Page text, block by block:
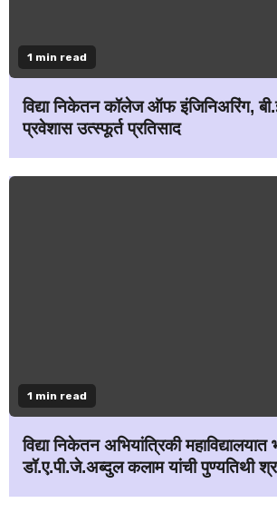
1 min read
विद्या निकेतन कॉलेज ऑफ इंजिनिअरिंग,
प्रवेशास उत्स्फूर्त प्रतिसाद
1 min read
विद्या निकेतन अभियांत्रिकी महाविद्यालयात
डॉ.ए.पी.जे.अब्दुल कलाम यांची पुण्यतिथी